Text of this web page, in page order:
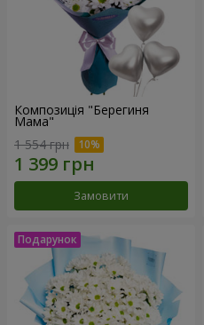
Композиція "Берегиня
Мама"
1 554 грн
Замовити